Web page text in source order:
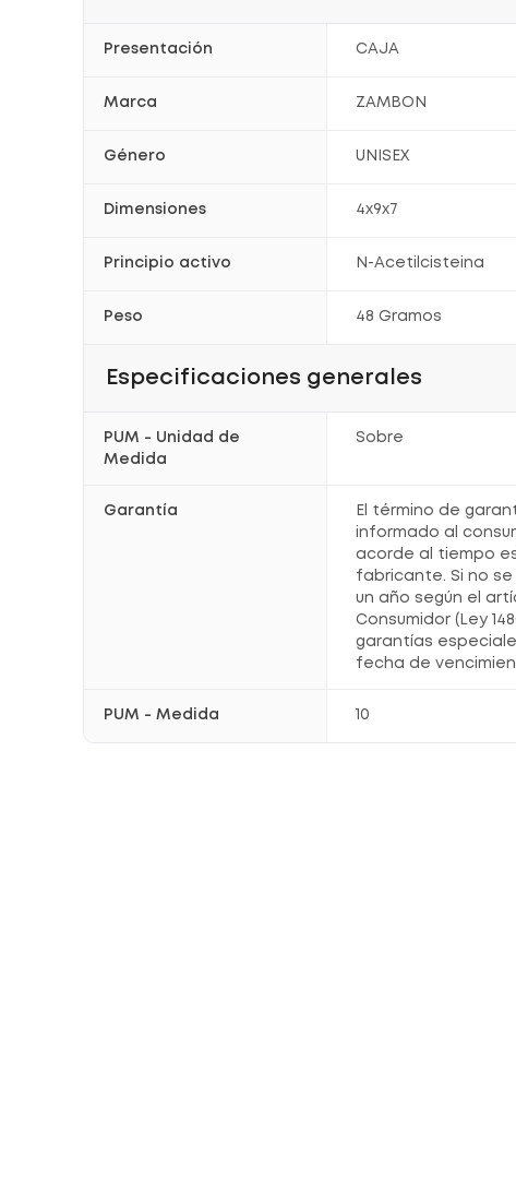
Presentación CAJA
Marca ZAMBON
Género UNISEX
Dimensiones 4x9x7
Principio activo N-Acetilcisteina
Peso 48 Gramos
Especificaciones generales
PUM - Unidad de
Medida
Sobre
Garantía
El término de
informado al
acorde al tiempo
fabricante. Si no
un año según el
Consumidor (Ley
garantías
fecha de
PUM - Medida 10